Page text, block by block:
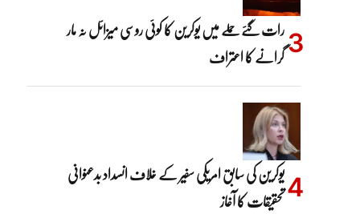
رات گئے حملے میں یوکرین کا کوئی روسی میزائل نہ مار
گرانے کا اعتراف
یوکرین کی سابق امریکی سفیر کے خلاف انسداد بدعنوانی
تحقیقات کا آغاز